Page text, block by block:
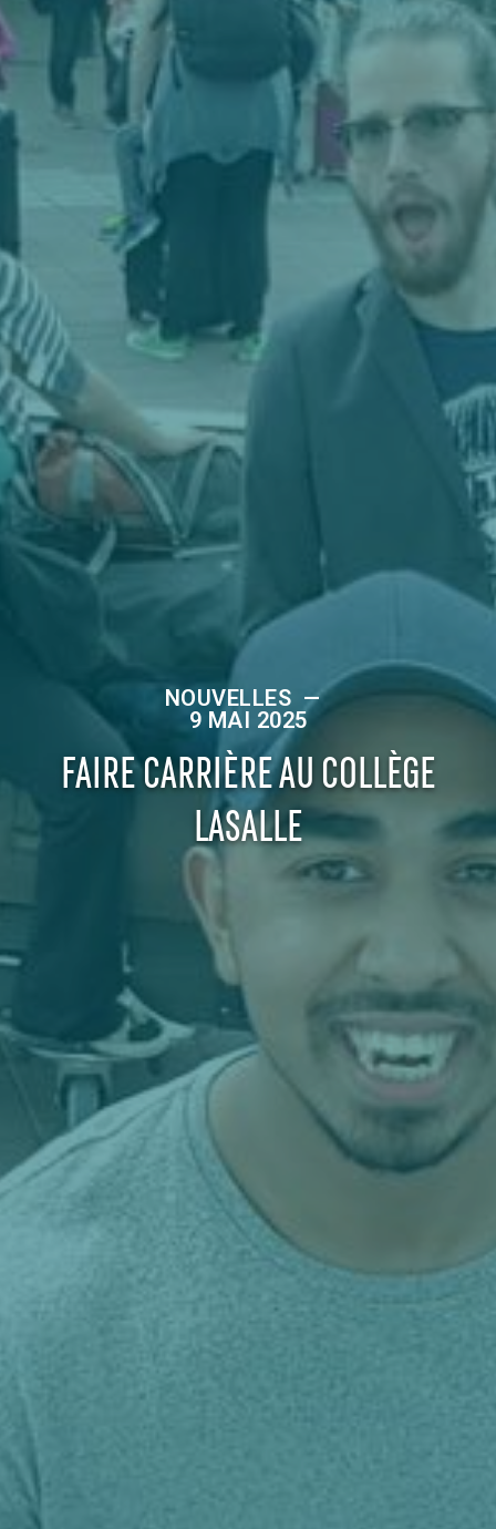
NOUVELLES —
9 MAI 2025
FAIRE CARRIÈRE AU COLLÈGE
LASALLE